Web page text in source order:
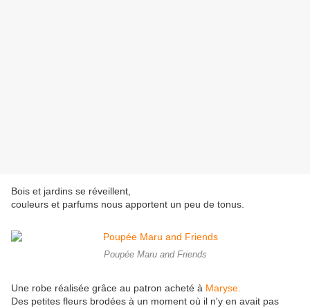
Bois et jardins se réveillent,
couleurs et parfums nous apportent un peu de tonus.
Poupée Maru and Friends
Une robe réalisée grâce au patron acheté à Maryse.
Des petites fleurs brodées à un moment où il n'y en avait pas